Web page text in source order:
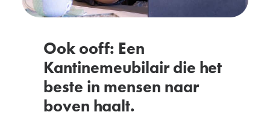
Ook ooff: Een
Kantinemeubilair die het
beste in mensen naar
boven haalt.